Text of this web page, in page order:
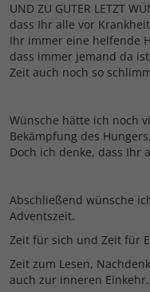
UND ZU GUTER LETZT
dass Ihr alle vor
Ihr immer eine helfende
dass immer jemand da
Zeit auch noch so
Wünsche hätte ich noch
Bekämpfung des
Doch ich denke, dass Ihr
Abschließend wünsche
Adventszeit.
Zeit für sich und Zeit für
Zeit zum Lesen,
auch zur inneren Einkehr.